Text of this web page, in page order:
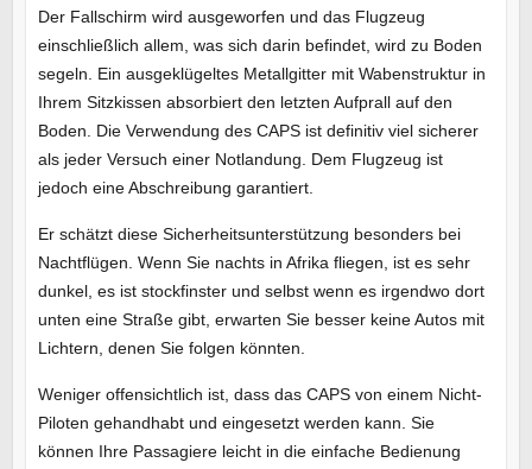
Der Fallschirm wird ausgeworfen und das Flugzeug
einschließlich allem, was sich darin befindet, wird zu Boden
segeln. Ein ausgeklügeltes Metallgitter mit Wabenstruktur in
Ihrem Sitzkissen absorbiert den letzten Aufprall auf den
Boden. Die Verwendung des CAPS ist definitiv viel sicherer
als jeder Versuch einer Notlandung. Dem Flugzeug ist
jedoch eine Abschreibung garantiert.
Er schätzt diese Sicherheitsunterstützung besonders bei
Nachtflügen. Wenn Sie nachts in Afrika fliegen, ist es sehr
dunkel, es ist stockfinster und selbst wenn es irgendwo dort
unten eine Straße gibt, erwarten Sie besser keine Autos mit
Lichtern, denen Sie folgen könnten.
Weniger offensichtlich ist, dass das CAPS von einem Nicht-
Piloten gehandhabt und eingesetzt werden kann. Sie
können Ihre Passagiere leicht in die einfache Bedienung